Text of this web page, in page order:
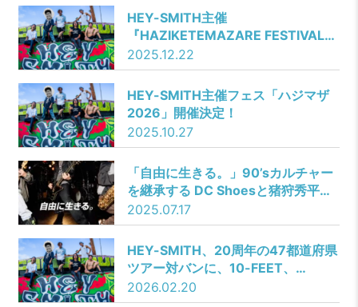
HEY-SMITH主催
『HAZIKETEMAZARE FESTIVAL
2025 ONLINE Supported by
YouTube』の配信が決定！
2025.12.22
HEY-SMITH主催フェス「ハジマザ
2026」開催決定！
2025.10.27
「自由に生きる。」90’sカルチャー
を継承する DC Shoesと猪狩秀平・
満・YUJI（HEY-SMITHメンバー）
が、音楽とストリートで“自由”を体
現する2025年秋冬キャンペーン！
2025.07.17
HEY-SMITH、20​周年の47都道府県
ツアー対バン​に、10-FEET、
SHANK​、04 Limited Sazabys​、ハ
ルカミライ、ROTTENGRAFFTY​等
2026.02.20